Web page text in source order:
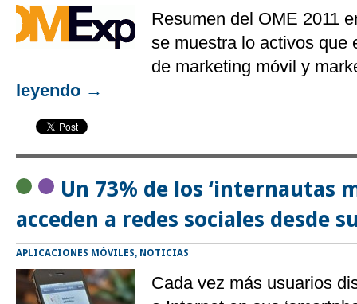
Resumen del OME 2011
se muestra lo activos que
de marketing móvil y
leyendo →
Un 73% de los ‘internautas
acceden a redes sociales desde
APLICACIONES MÓVILES, NOTICIAS
Cada vez más usuarios